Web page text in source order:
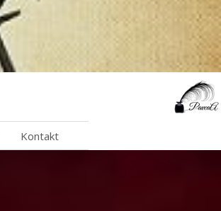
Kontakt